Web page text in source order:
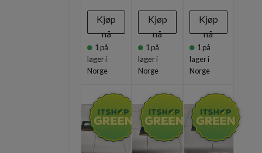
Kjøp
nå
1 på
lager i
Norge
Kjøp
nå
1 på
lager i
Norge
Kjøp
nå
1 på
lager i
Norge